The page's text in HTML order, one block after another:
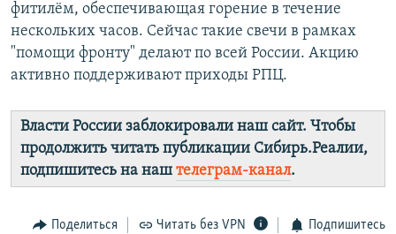
фитилём, обеспечивающая горение в течение
нескольких часов. Сейчас такие свечи в рамках
"помощи фронту" делают по всей России. Акцию
активно поддерживают приходы РПЦ.
Власти России заблокировали наш сайт. Чтобы
продолжить читать публикации Сибирь.Реалии,
подпишитесь на наш телеграм-канал.
Поделиться Читать без VPN Подпишитесь